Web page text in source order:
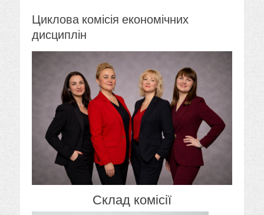
Циклова комісія економічних
дисциплін
Склад комісії